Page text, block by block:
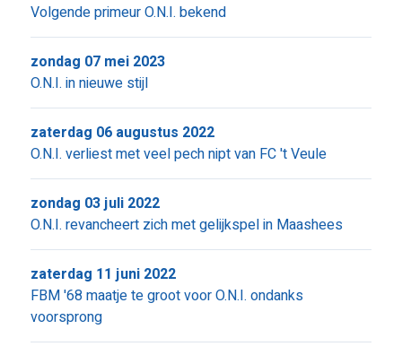
Volgende primeur O.N.I. bekend
O.N.I. in nieuwe stijl
zondag 07 mei 2023
O.N.I. verliest met veel pech nipt van FC 't Veule
zaterdag 06 augustus 2022
O.N.I. revancheert zich met gelijkspel in Maashees
zondag 03 juli 2022
FBM '68 maatje te groot voor O.N.I. ondanks
voorsprong
zaterdag 11 juni 2022